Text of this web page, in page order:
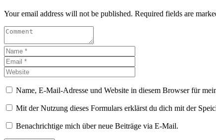
Your email address will not be published. Required fields are
Name, E-Mail-Adresse und Website in diesem Browser für
Mit der Nutzung dieses Formulars erklärst du dich mit der
Benachrichtige mich über neue Beiträge via E-Mail.